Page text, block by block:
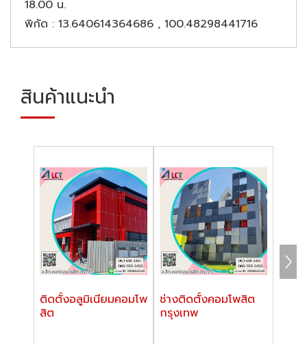
18.00 น.
พิกัด : 13.640614364686 , 100.48298441716
สินค้าแนะนำ
ติดตั้งอลูมิเนียมคอมโพ
สิต
ช่างติดตั้งคอมโพสิต
กรุงเทพ